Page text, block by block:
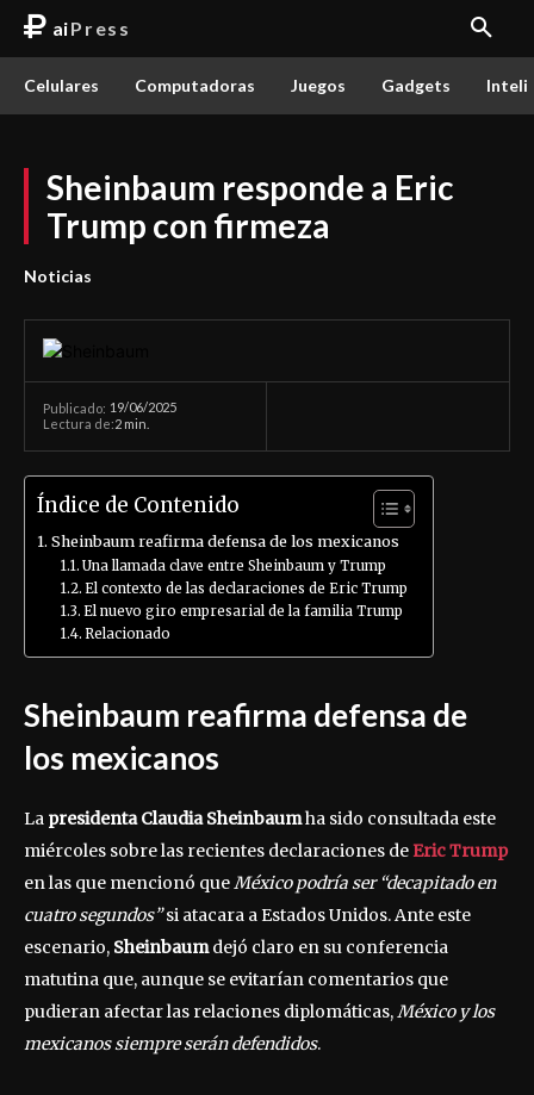
aiPress
Celulares Computadoras Juegos Gadgets
Sheinbaum responde a Eric
Trump con firmeza
Noticias
Publicado: 19/06/2025
Lectura de:2 min.
Índice de Contenido
Sheinbaum reafirma defensa de los mexicanos
Una llamada clave entre Sheinbaum y Trump
El contexto de las declaraciones de Eric Trump
El nuevo giro empresarial de la familia Trump
Relacionado
Sheinbaum reafirma defensa de
los mexicanos
La presidenta Claudia Sheinbaumha sido consultada este
miércoles sobre las recientes declaraciones deEric Trump
en las que mencionó queMéxico podría ser “decapitado en
cuatro segundos”si atacara a Estados Unidos. Ante este
escenario, Sheinbaumdejó claro en su conferencia
matutina que, aunque se evitarían comentarios que
pudieran afectar las relaciones diplomáticas,México y los
mexicanos siempre serán defendidos.